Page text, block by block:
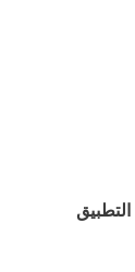
التطبيق